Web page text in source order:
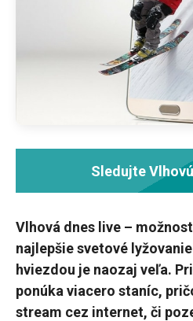
Sledujte
Vlhová dnes live –
najlepšie svetové
hviezdou je naozaj veľa.
ponúka viacero staníc,
stream cez internet, či